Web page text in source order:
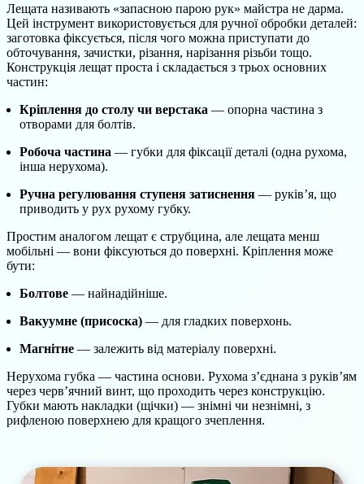
Лещата називають «запасною парою рук» майстра не дарма.
Цей інструмент використовується для ручної обробки деталей:
заготовка фіксується, після чого можна приступати до
обточування, зачистки, різання, нарізання різьби тощо.
Конструкція лещат проста і складається з трьох основних
частин:
Кріплення до столу чи верстака — опорна частина з
отворами для болтів.
Робоча частина — губки для фіксації деталі (одна рухома,
інша нерухома).
Ручна регулювання ступеня затиснення — руків’я, що
приводить у рух рухому губку.
Простим аналогом лещат є струбцина, але лещата менш
мобільні — вони фіксуються до поверхні. Кріплення може
бути:
Болтове — найнадійніше.
Вакуумне (присоска) — для гладких поверхонь.
Магнітне — залежить від матеріалу поверхні.
Нерухома губка — частина основи. Рухома з’єднана з руків’ям
через черв’ячний винт, що проходить через конструкцію.
Губки мають накладки (щічки) — знімні чи незнімні, з
рифленою поверхнею для кращого зчеплення.